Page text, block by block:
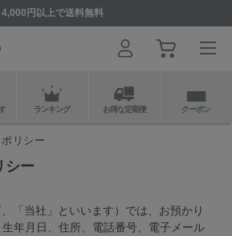
4,000円以上で送料無料
ランキング お得な定期便 クーポン
リシー
シー
「当社」といいます）では、お預かり
年月日、住所、電話番号、電子メール